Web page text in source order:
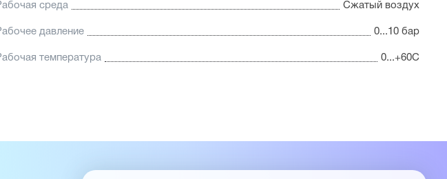
среда Сжатый воздух
давление 0...10 бар
температура 0...+60С